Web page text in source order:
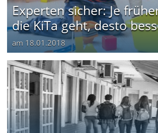
Experten sicher: Je
die KiTa geht, desto
am 18.01.2018